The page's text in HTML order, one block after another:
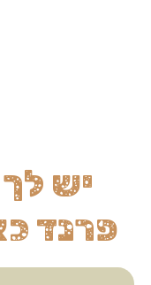
יש
פרנד